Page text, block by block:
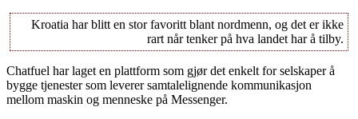
Kroatia har blitt en stor favoritt blant nordmenn, og det er ikke
rart når tenker på hva landet har å tilby.
Chatfuel har laget en plattform som gjør det enkelt for selskaper å
bygge tjenester som leverer samtalelignende kommunikasjon
mellom maskin og menneske på Messenger.